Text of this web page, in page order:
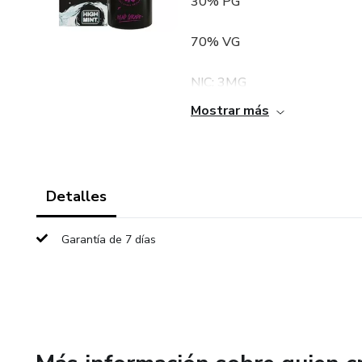
70% VG
NIC: 3MG
Mostrar más
Detalles
Garantía de 7 días